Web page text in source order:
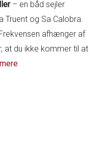
– en båd sejler
Truent og Sa Calobra.
afhænger af
at du ikke kommer til at